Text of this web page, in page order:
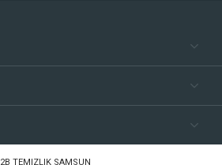
2B TEMIZLIK SAMSUN